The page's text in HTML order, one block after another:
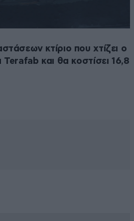
κτίριο που χτίζει ο
και θα κοστίσει 16,8